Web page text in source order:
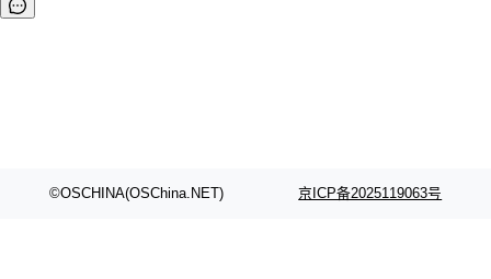
©OSCHINA(OSChina.NET) 京ICP备2025119063号